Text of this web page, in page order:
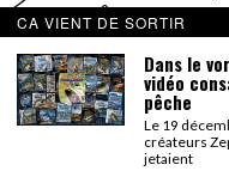
PACÔME
La séance d’Hip
La Patrie
dans
On a parlé Dolce
Bernardino
CA VIENT DE SORTIR
Dans le
vidéo
pêche
Le 19
créateurs
jetaient